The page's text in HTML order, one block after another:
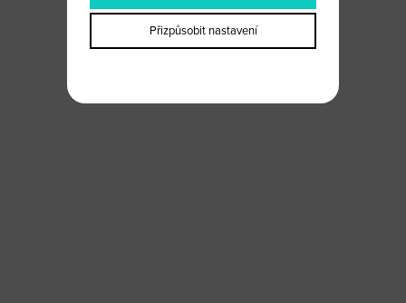
Přizpůsobit nastavení